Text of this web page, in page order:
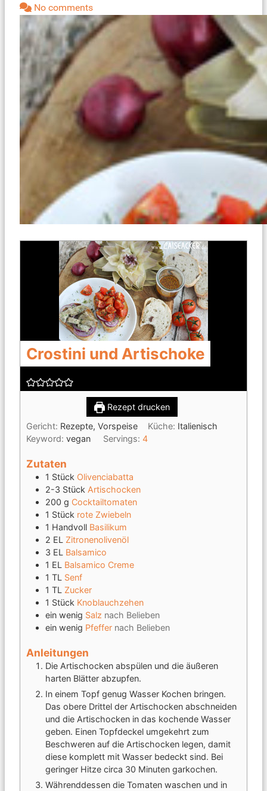
No comments
Crostini und Artischoke
Rezept drucken
Gericht: Rezepte, Vorspeise Küche: Italienisch
Keyword: vegan Servings:4
Zutaten
1 Stück Olivenciabatta
2-3 Stück Artischocken
200 g Cocktailtomaten
1 Stück rote Zwiebeln
1 Handvoll Basilikum
2 EL Zitronenolivenöl
3 EL Balsamico
1 EL Balsamico Creme
1 TL Senf
1 TL Zucker
1 Stück Knoblauchzehen
ein wenig Salz nach Belieben
ein wenig Pfeffer nach Belieben
Anleitungen
Die Artischocken abspülen und die äußeren
harten Blätter abzupfen.
In einem Topf genug Wasser Kochen bringen.
Das obere Drittel der Artischocken abschneiden
und die Artischocken in das kochende Wasser
geben. Einen Topfdeckel umgekehrt zum
Beschweren auf die Artischocken legen, damit
diese komplett mit Wasser bedeckt sind. Bei
geringer Hitze circa 30 Minuten garkochen.
Währenddessen die Tomaten waschen und in